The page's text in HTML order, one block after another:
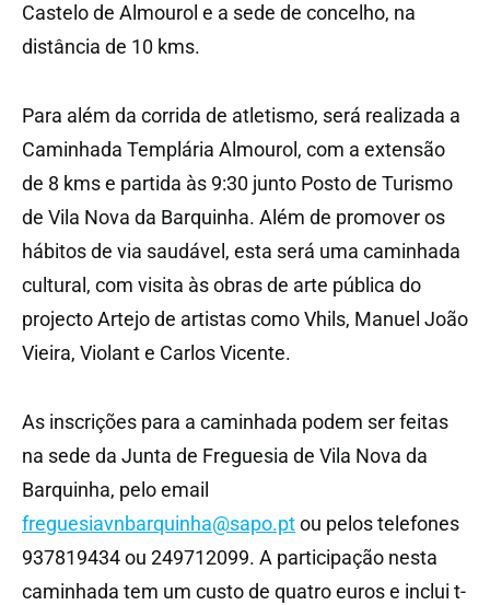
Castelo de Almourol e a sede de concelho, na
distância de 10 kms.
Para além da corrida de atletismo, será realizada a
Caminhada Templária Almourol, com a extensão
de 8 kms e partida às 9:30 junto Posto de Turismo
de Vila Nova da Barquinha. Além de promover os
hábitos de via saudável, esta será uma caminhada
cultural, com visita às obras de arte pública do
projecto Artejo de artistas como Vhils, Manuel João
Vieira, Violant e Carlos Vicente.
As inscrições para a caminhada podem ser feitas
na sede da Junta de Freguesia de Vila Nova da
Barquinha, pelo email
freguesiavnbarquinha@sapo.ptou pelos telefones
937819434 ou 249712099. A participação nesta
caminhada tem um custo de quatro euros e inclui t-